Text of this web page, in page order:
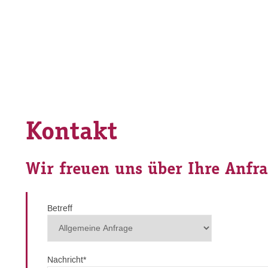
Kontakt
Wir freuen uns über Ihre
Betreff
Nachricht*